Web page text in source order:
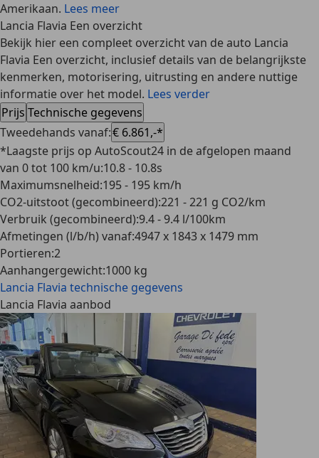
Amerikaan. Lees meer
Lancia Flavia Een overzicht
Bekijk hier een compleet overzicht van de auto Lancia
Flavia Een overzicht, inclusief details van de belangrijkste
kenmerken, motorisering, uitrusting en andere nuttige
informatie over het model. Lees verder
Prijs Technische gegevens
Tweedehands vanaf:€ 6.861,-*
*Laagste prijs op AutoScout24 in de afgelopen maand
van 0 tot 100 km/u:10.8 - 10.8s
Maximumsnelheid:195 - 195 km/h
CO2-uitstoot (gecombineerd):221 - 221 g CO2/km
Verbruik (gecombineerd):9.4 - 9.4 l/100km
Afmetingen (l/b/h) vanaf:4947 x 1843 x 1479 mm
Portieren:2
Aanhangergewicht:1000 kg
Lancia Flavia technische gegevens
Lancia Flavia aanbod